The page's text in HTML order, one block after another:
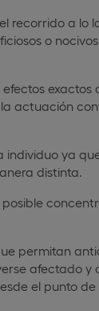
recorrido a lo
o
efectos
actuación
individuo ya
distinta.
posible
permitan
afectado y
el punto de